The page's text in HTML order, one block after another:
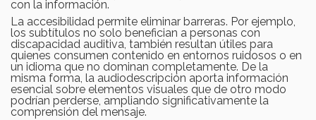
con la información.
La accesibilidad permite eliminar barreras. Por ejemplo,
los subtítulos no solo benefician a personas con
discapacidad auditiva, también resultan útiles para
quienes consumen contenido en entornos ruidosos o en
un idioma que no dominan completamente. De la
misma forma, la audiodescripción aporta información
esencial sobre elementos visuales que de otro modo
podrían perderse, ampliando significativamente la
comprensión del mensaje.